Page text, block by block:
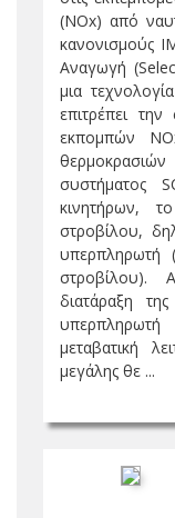
(ΝΟx) από
κανονισμούς
Αναγωγή
μια
επιτρέπει
εκπομπών
συστήματος
κινητήρων,
στροβίλου,
υπερπληρωτή
στροβίλου).
διατάραξη
μεταβατική
μεγάλης θε ...